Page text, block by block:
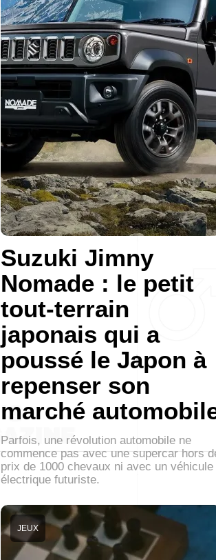
Suzuki Jimny
Nomade : le petit
tout-terrain
japonais qui a
poussé le Japon à
repenser son
marché
Parfois, une révolution automobile ne
commence pas avec une supercar hors
prix de 1000 chevaux ni avec un véhicule
électrique futuriste.
JEUX